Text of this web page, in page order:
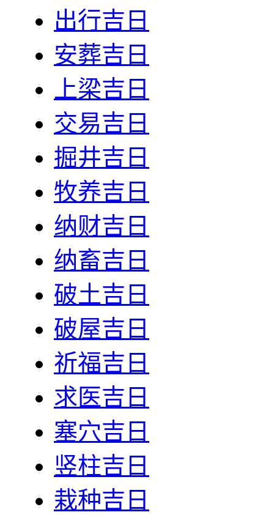
出行吉日
安葬吉日
上梁吉日
交易吉日
掘井吉日
牧养吉日
纳财吉日
纳畜吉日
破土吉日
破屋吉日
祈福吉日
求医吉日
塞穴吉日
竖柱吉日
栽种吉日